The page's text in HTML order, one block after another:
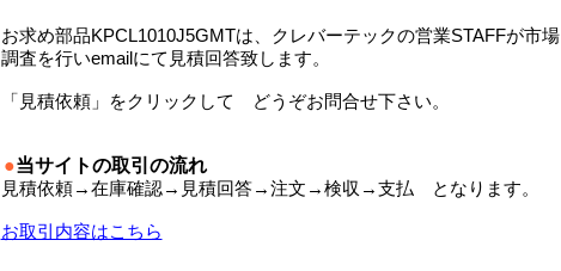
お求め部品KPCL1010J5GMTは、クレバーテックの営業STAFFが市場
調査を行いemailにて見積回答致します。
「見積依頼」をクリックして どうぞお問合せ下さい。
●当サイトの取引の流れ
見積依頼→在庫確認→見積回答→注文→検収→支払 となります。
お取引内容はこちら